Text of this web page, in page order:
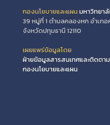
กองนโยบายและแผน มหาวิทยา
39 หมู่ที่ 1 ตำบลคลองหก อำเภ
จังหวัดปทุมธานี 12110
เผยแพร่ข้อมูลโดย
ฝ่ายข้อมูลสารสนเทศและติดตาม
กองนโยบายและแผน